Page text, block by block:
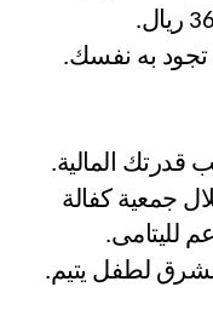
تجود به نفسك.
قدرتك المالية.
لليتامى.
لطفل يتيم.